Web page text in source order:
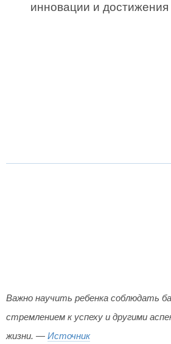
инновации и достижения
Важно научить ребенка соблюдать
стремлением к успеху и другими
жизни. — Источник